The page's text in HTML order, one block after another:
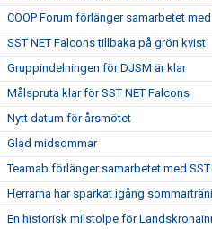
COOP Forum förlänger samarbetet
SST NET Falcons tillbaka på grön kvist
Gruppindelningen för DJSM är klar
Målspruta klar för SST NET Falcons
Nytt datum för årsmötet
Glad midsommar
Teamab förlänger samarbetet med SST
Herrarna har sparkat igång
En historisk milstolpe för